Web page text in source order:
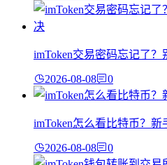
imToken交易密码忘记了
2026-08-08 0
imToken怎么看比特币？新
2026-08-08 0